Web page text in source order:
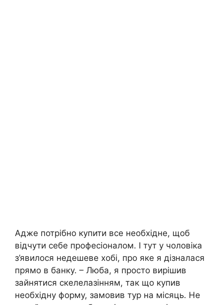
Адже потрібно купити все необхідне, щоб
відчути себе професіоналом. І тут у чоловіка
з’явилося недешеве хобі, про яке я дізналася
прямо в банку. – Люба, я просто вирішив
зайнятися скелелазінням, так що купив
необхідну форму, замовив тур на місяць. Не